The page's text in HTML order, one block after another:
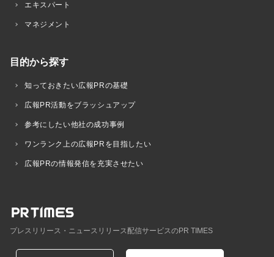
エキスパート
マネジメント
目的から探す
知っておきたい広報PRの基礎
広報PR活動をブラッシュアップ
参考にしたい他社の成功事例
ワンランク上の広報PRを目指したい
広報PRの情報発信を充実させたい
プレスリリース・ニュースリリース配信サービスのPR TIMES